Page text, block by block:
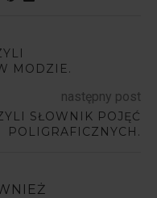
MODZIE.
następny post
SŁOWNIK POJĘĆ
POLIGRAFICZNYCH.